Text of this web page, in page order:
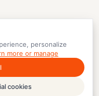
personalize
more or manage
cookies